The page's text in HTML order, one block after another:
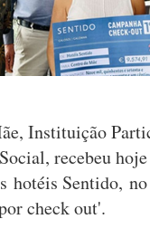
Instituição
recebeu
hotéis Sentido,
check out'.